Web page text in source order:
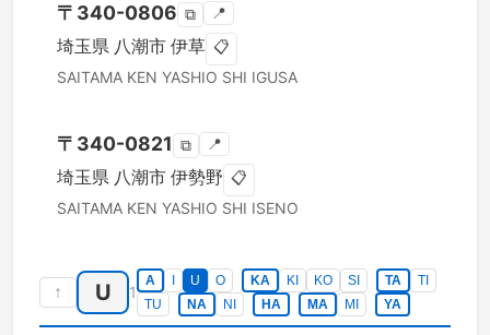
〒 340-0806 ⧉ 📍
埼玉県 八潮市 伊草 📋
SAITAMA KEN YASHIO SHI IGUSA
〒 340-0821 ⧉ 📍
埼玉県 八潮市 伊勢野 📋
SAITAMA KEN YASHIO SHI ISENO
↑ U 1
A U O KA KI KO SI TA
TI
TU
NA NI HA MA MI YA